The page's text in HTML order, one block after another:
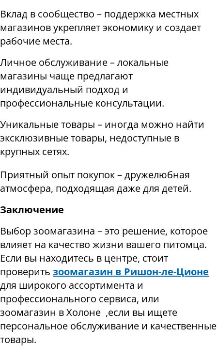
Вклад в сообщество – поддержка местных
магазинов укрепляет экономику и создает
рабочие места.
Личное обслуживание – локальные
магазины чаще предлагают
индивидуальный подход и
профессиональные консультации.
Уникальные товары – иногда можно найти
эксклюзивные товары, недоступные в
крупных сетях.
Приятный опыт покупок – дружелюбная
атмосфера, подходящая даже для детей.
Заключение
Выбор зоомагазина – это решение, которое
влияет на качество жизни вашего питомца.
Если вы находитесь в центре, стоит
проверить зоомагазин в Ришон-ле-Ционе
для широкого ассортимента и
профессионального сервиса, или
зоомагазин в Холоне ,если вы ищете
персональное обслуживание и качественные
товары.